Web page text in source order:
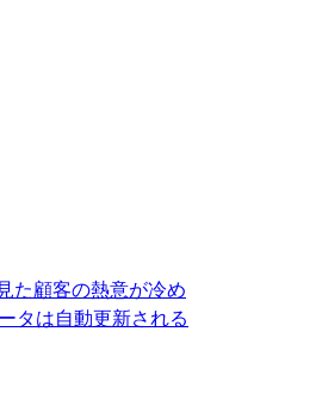
た顧客の熱意が冷め
タは自動更新される